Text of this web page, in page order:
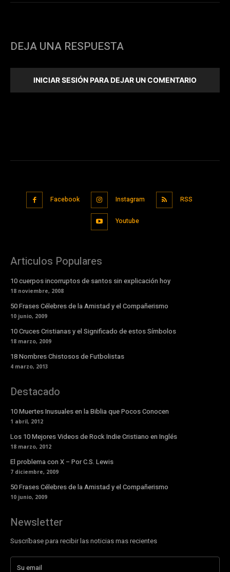
DEJA UNA RESPUESTA
INICIAR SESIÓN PARA DEJAR UN COMENTARIO
Facebook Instagram RSS
Youtube
Articulos Populares
10 cuerpos incorruptos de santos sin explicación hoy
18 noviembre, 2008
50 Frases Célebres de la Amistad y el Compañerismo
10 junio, 2009
10 Cruces Cristianas y el Significado de estos Símbolos
18 marzo, 2009
18 Nombres Chistosos de Futbolistas
4 marzo, 2013
Destacado
10 Muertes Inusuales en la Biblia que Pocos Conocen
1 abril, 2012
Los 10 Mejores Videos de Rock Indie Cristiano en Inglés
18 marzo, 2012
El problema con X – Por C.S. Lewis
7 diciembre, 2009
50 Frases Célebres de la Amistad y el Compañerismo
10 junio, 2009
Newsletter
Suscríbase para recibir las noticias mas recientes